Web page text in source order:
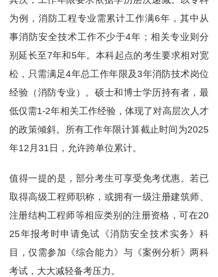
为例，消防工程专业需累计工作满6年，其中从
事消防安全技术工作不少于4年；相关专业则分
别延长至7年和5年。本科起点的考生要求相对宽
松，只需满足4年总工作年限及3年消防技术岗位
经验（消防专业）。硕士和博士学历持有者，最
低仅需1-2年相关工作经验，体现了对高层次人才
的政策倾斜。所有工作年限计算截止时间为2025
年12月31日，允许跨单位累计。
值得一提的是，部分考生可享受免考优惠。若已
取得高级工程师职称，或拥有一级注册建筑师、
注册结构工程师等相应类别的注册资格，可在20
25年报考时申请免试《消防安全技术实务》科
目，仅需参加《综合能力》与《案例分析》两科
考试，大大减轻备考压力。